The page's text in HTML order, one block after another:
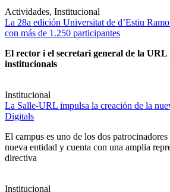
Actividades, Institucional
La 28a edición Universitat de d’Estiu
con más de 1.250 participantes
El rector i el secretari general de la URL
institucionals
Institucional
La Salle-URL impulsa la creación de la
Digitals
El campus es uno de los dos
nueva entidad y cuenta con una amplia
directiva
Institucional